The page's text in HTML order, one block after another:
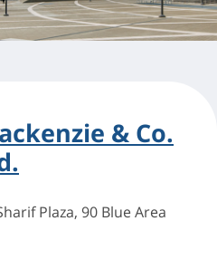
& Co.
Plaza, 90 Blue Area